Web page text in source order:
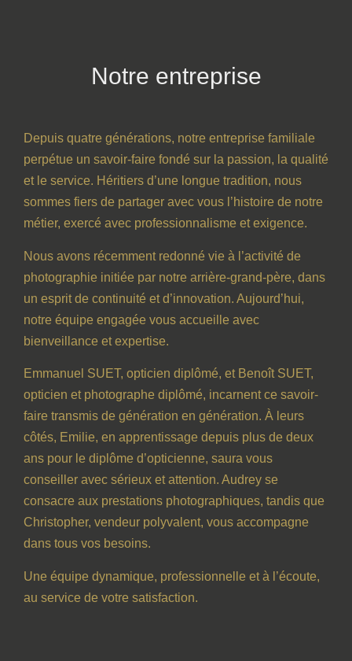
Notre entreprise
Depuis quatre générations, notre entreprise familiale
perpétue un savoir-faire fondé sur la passion, la qualité
et le service. Héritiers d’une longue tradition, nous
sommes fiers de partager avec vous l’histoire de notre
métier, exercé avec professionnalisme et exigence.
Nous avons récemment redonné vie à l’activité de
photographie initiée par notre arrière-grand-père, dans
un esprit de continuité et d’innovation. Aujourd’hui,
notre équipe engagée vous accueille avec
bienveillance et expertise.
Emmanuel SUET, opticien diplômé, et Benoît SUET,
opticien et photographe diplômé, incarnent ce savoir-
faire transmis de génération en génération. À leurs
côtés, Emilie, en apprentissage depuis plus de deux
ans pour le diplôme d’opticienne, saura vous
conseiller avec sérieux et attention. Audrey se
consacre aux prestations photographiques, tandis que
Christopher, vendeur polyvalent, vous accompagne
dans tous vos besoins.
Une équipe dynamique, professionnelle et à l’écoute,
au service de votre satisfaction.